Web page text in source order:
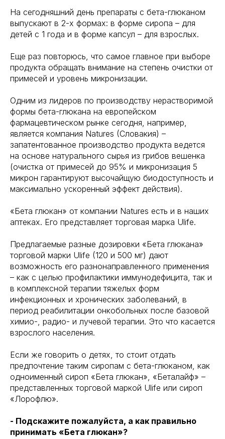
На сегодняшний день препараты с бета-глюканом
выпускают в 2-х формах: в форме сиропа – для
детей с 1 года и в форме капсул – для взрослых.
Еще раз повторюсь, что самое главное при выборе
продукта обращать внимание на степень очистки от
примесей и уровень микронизации.
Одним из лидеров по производству нерастворимой
формы бета-глюкана на европейском
фармацевтическом рынке сегодня, например,
является компания Natures (Cловакия) –
запатентованное производство продукта ведется
на основе натурального сырья из грибов вешенка
(очистка от примесей до 95% и микронизация 5
микрон гарантируют высочайщую биодоступность и
максимально ускоренный эффект действия).
«Бета глюкан» от компании Natures есть и в наших
аптеках. Его представляет торговая марка Ulife.
Предлагаемые разные дозировки «Бета глюкана»
торговой марки Ulife (120 и 500 мг) дают
возможность его разнонаправленного применения
– как с целью профилактики иммунодефицита, так и
в комплексной терапии тяжелых форм
инфекционных и хронических заболеваний, в
период реабилитации онкобольных после базовой
химио-, радио- и лучевой терапии. Это что касается
взрослого населения.
Если же говорить о детях, то стоит отдать
предпочтение таким сиропам с бета-глюканом, как
одноименный сироп «Бета глюкан», «Беталайф» –
представленных торговой маркой Ulife или сироп
«Лорофлю».
- Подскажите пожалуйста, а как правильно
принимать «Бета глюкан»?